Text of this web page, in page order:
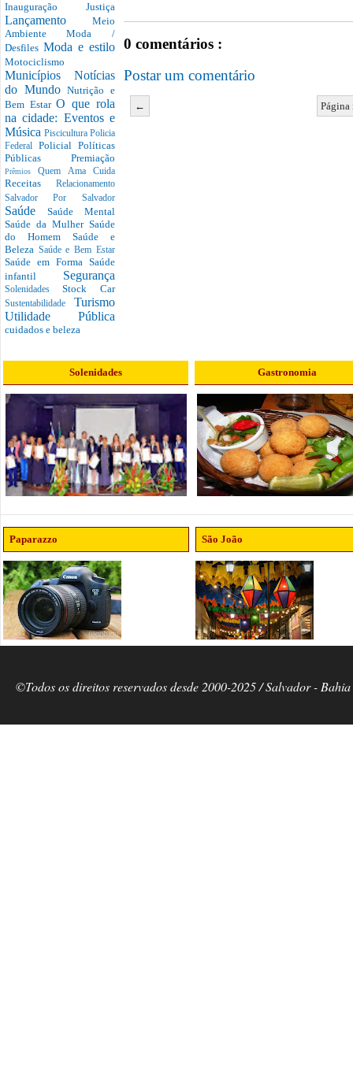
Inauguração Justiça
Lançamento Meio
AmbienteModa /
Desfiles Moda e estilo
Motociclismo
Municípios Notícias
do MundoNutrição e
Bem EstarO que rola
na cidade: Eventos e
Música Piscicultura Policia
Federal Policial Políticas
Públicas Premiação
PrêmiosQuem Ama Cuida
Receitas Relacionamento
Salvador Por Salvador
Saúde Saúde Mental
Saúde da Mulher Saúde
do Homem Saúde e
Beleza Saúde e Bem Estar
Saúde em Forma Saúde
infantil Segurança
SolenidadesStock Car
Sustentabilidade Turismo
Utilidade Pública
cuidados e beleza
0 comentários :
Postar um comentário
←
Solenidades Gastronomia
Paparazzo São João
©Todos os direitos reservados desde 2000-2025 / Salvador -